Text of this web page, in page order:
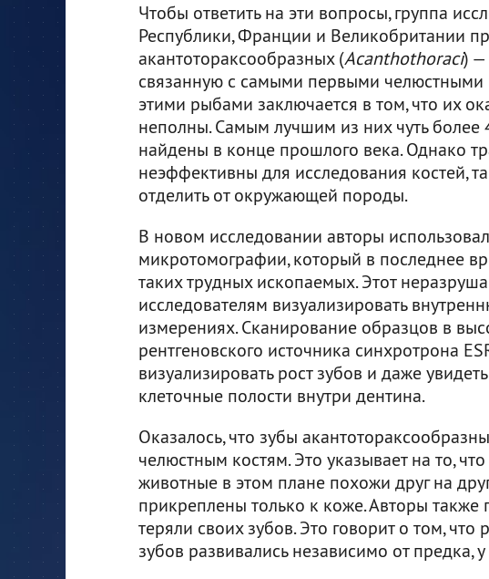
Чтобы ответить на эти вопросы, группа
Республики, Франции и Великобритании
акантотораксообразных (Acanthothoraci) —
связанную с самыми первыми
этими рыбами заключается в том, что их
неполны. Самым лучшим из них чуть
найдены в конце прошлого века. Однако
неэффективны для исследования костей,
отделить от окружающей породы.
В новом исследовании авторы
микротомографии, который в последнее
таких трудных ископаемых. Этот
исследователям визуализировать
измерениях. Сканирование образцов в
рентгеновского источника синхротрона
визуализировать рост зубов и даже
клеточные полости внутри дентина.
Оказалось, что зубы
челюстным костям. Это указывает на то,
животные в этом плане похожи друг на
прикреплены только к коже. Авторы также
теряли своих зубов. Это говорит о том,
зубов развивались независимо от предка,